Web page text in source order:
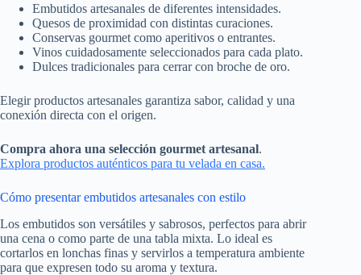
Embutidos artesanales de diferentes intensidades.
Quesos de proximidad con distintas curaciones.
Conservas gourmet como aperitivos o entrantes.
Vinos cuidadosamente seleccionados para cada plato.
Dulces tradicionales para cerrar con broche de oro.
Elegir productos artesanales garantiza sabor, calidad y una
conexión directa con el origen.
Compra ahora una selección gourmet artesanal.
Explora productos auténticos para tu velada en casa.
Cómo presentar embutidos artesanales con estilo
Los embutidos son versátiles y sabrosos, perfectos para abrir
una cena o como parte de una tabla mixta. Lo ideal es
cortarlos en lonchas finas y servirlos a temperatura ambiente
para que expresen todo su aroma y textura.